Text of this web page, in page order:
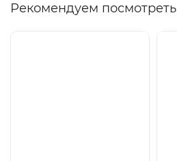
Рекомендуем посмотреть